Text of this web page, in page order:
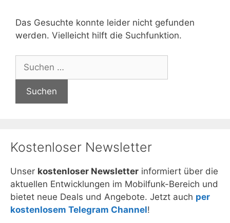
Das Gesuchte konnte leider nicht gefunden
werden. Vielleicht hilft die Suchfunktion.
nach:
Kostenloser Newsletter
Unser kostenloser Newsletter informiert über die
aktuellen Entwicklungen im Mobilfunk-Bereich und
bietet neue Deals und Angebote. Jetzt auch per
kostenlosem Telegram Channel!